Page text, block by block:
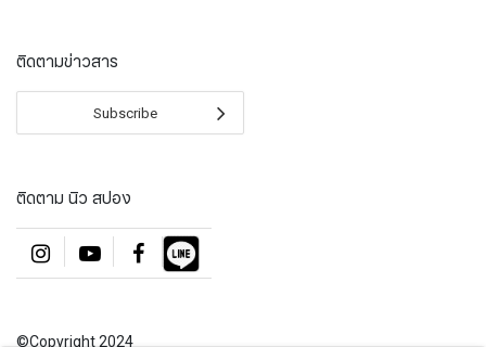
ติดตามข่าวสาร
Subscribe
ติดตาม นิว สปอง
©Copyright 2024